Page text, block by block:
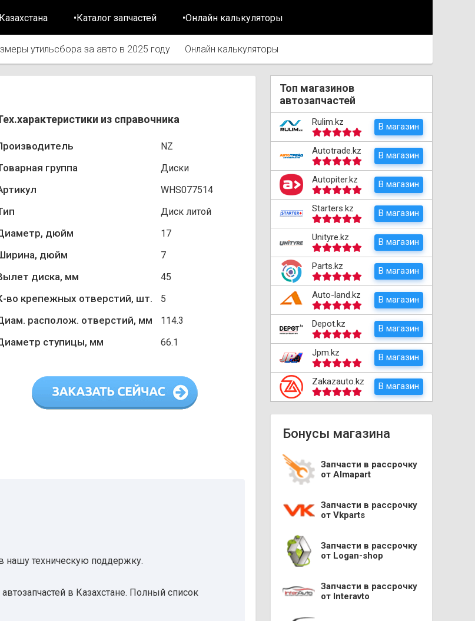
•Каталог запчастей •Онлайн калькуляторы
утильсбора за авто в 2025 году Онлайн калькуляторы
из справочника
NZ
группа Диски
WHS077514
Диск литой
дюйм 17
дюйм 7
диска, мм 45
во крепежных отверстий, шт. 5
располож. отверстий, мм 114.3
ступицы, мм 66.1
нашу техническую поддержку.
в Казахстане. Полный список
Топ магазинов
автозапчастей
Rulim.kz В магазин
Autotrade.kz В магазин
Autopiter.kz В магазин
Starters.kz В магазин
Unityre.kz В магазин
Parts.kz В магазин
Auto-land.kz В магазин
Depot.kz В магазин
Jpm.kz В магазин
Zakazauto.kz В магазин
Бонусы магазина
Запчасти в рассрочку
от Almapart
Запчасти в рассрочку
от Vkparts
Запчасти в рассрочку
от Logan-shop
Запчасти в рассрочку
от Interavto